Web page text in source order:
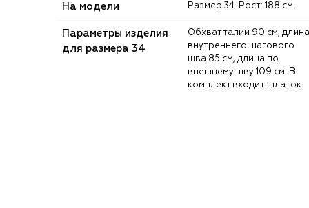
На модели Размер 34. Рост: 188 см.
Параметры изделия
для размера 34
Обхват талии 90 см, длина
внутреннего шагового
шва 85 см, длина по
внешнему шву 109 см. В
комплект входит: платок.